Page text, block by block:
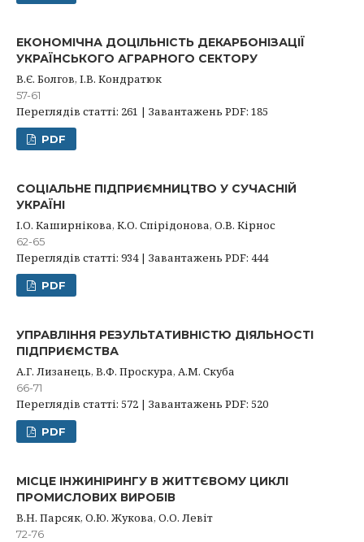
ЕКОНОМІЧНА ДОЦІЛЬНІСТЬ ДЕКАРБОНІЗАЦІЇ
УКРАЇНСЬКОГО АГРАРНОГО СЕКТОРУ
В.Є. Болгов, І.В. Кондратюк
57-61
Переглядів статті: 261 | Завантажень PDF: 185
PDF
СОЦІАЛЬНЕ ПІДПРИЄМНИЦТВО У СУЧАСНІЙ
УКРАЇНІ
І.О. Каширнікова, К.О. Спірідонова, О.В. Кірнос
62-65
Переглядів статті: 934 | Завантажень PDF: 444
PDF
УПРАВЛІННЯ РЕЗУЛЬТАТИВНІСТЮ ДІЯЛЬНОСТІ
ПІДПРИЄМСТВА
А.Г. Лизанець, В.Ф. Проскура, А.М. Скуба
66-71
Переглядів статті: 572 | Завантажень PDF: 520
PDF
МІСЦЕ ІНЖИНІРИНГУ В ЖИТТЄВОМУ ЦИКЛІ
ПРОМИСЛОВИХ ВИРОБІВ
В.Н. Парсяк, О.Ю. Жукова, О.О. Левіт
72-76